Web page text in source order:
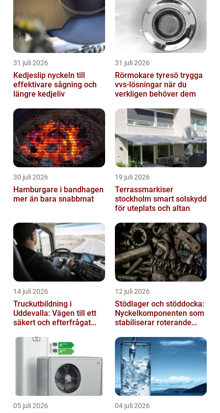
31 juli 2026
Kedjeslip nyckeln till
effektivare sågning och
längre kedjeliv
31 juli 2026
Rörmokare tyresö trygga
vvs-lösningar när du
verkligen behöver dem
30 juli 2026
Hamburgare i bandhagen
mer än bara snabbmat
19 juli 2026
Terrassmarkiser
stockholm smart solskydd
för uteplats och altan
14 juli 2026
Truckutbildning i
Uddevalla: Vägen till ett
säkert och efterfrågat
12 juli 2026
Stödlager och stöddocka:
Nyckelkomponenten som
stabiliserar roterande
05 juli 2026 04 juli 2026